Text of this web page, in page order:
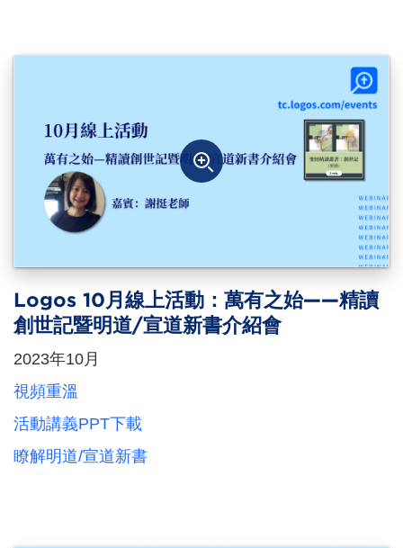
Logos 10月線上活動：萬有之始——精讀
創世記暨明道/宣道新書介紹會
2023年10月
視頻重溫
活動講義PPT下載
瞭解明道/宣道新書